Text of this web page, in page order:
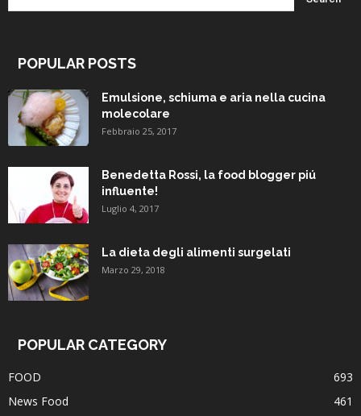
POPULAR POSTS
Emulsione, schiuma e aria nella cucina
molecolare
Febbraio 25, 2017
Benedetta Rossi, la food blogger piú
influente!
Luglio 4, 2017
La dieta degli alimenti surgelati
Marzo 29, 2018
POPULAR CATEGORY
FOOD
693
News Food
461